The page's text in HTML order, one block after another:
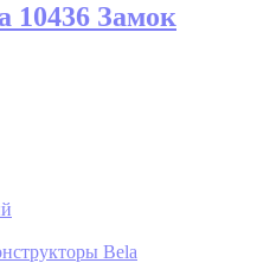
10436 Замок
Bela